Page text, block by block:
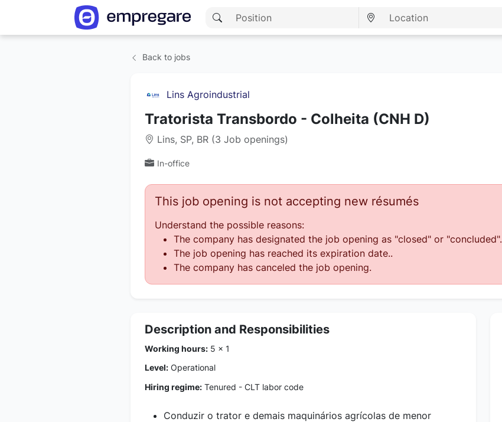
Back to jobs
Lins Agroindustrial
Tratorista Transbordo - Colheita (CNH D)
Lins, SP, BR (3 Job openings)
In-office
This job opening is not accepting new résumés
Understand the possible reasons:
The company has designated the job opening as "closed" or "concluded".
The job opening has reached its expiration date..
The company has canceled the job opening.
Description and Responsibilities
Working hours: 5 x 1
Level: Operational
Hiring regime: Tenured - CLT labor code
Conduzir o trator e demais maquinários agrícolas de menor